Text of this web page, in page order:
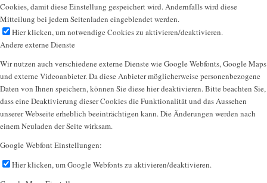
Cookies, damit diese Einstellung gespeichert wird. Andernfalls wird diese
Mitteilung bei jedem Seitenladen eingeblendet werden.
Hier klicken, um notwendige Cookies zu aktivieren/deaktivieren.
Andere externe Dienste
Wir nutzen auch verschiedene externe Dienste wie Google Webfonts, Google Maps
und externe Videoanbieter. Da diese Anbieter möglicherweise personenbezogene
Daten von Ihnen speichern, können Sie diese hier deaktivieren. Bitte beachten Sie,
dass eine Deaktivierung dieser Cookies die Funktionalität und das Aussehen
unserer Webseite erheblich beeinträchtigen kann. Die Änderungen werden nach
einem Neuladen der Seite wirksam.
Google Webfont Einstellungen:
Hier klicken, um Google Webfonts zu aktivieren/deaktivieren.